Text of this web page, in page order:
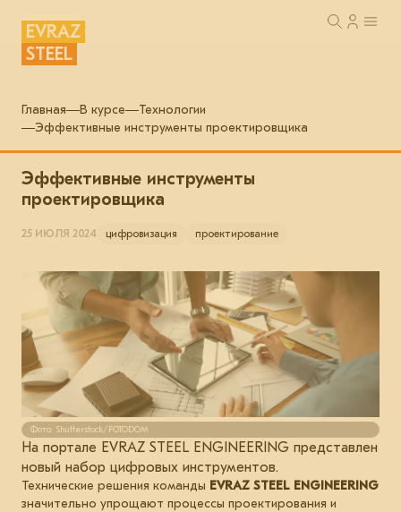
EVRAZ
STEEL
Главная В курсе
Технологии
Эффективные инструменты проектировщика
Эффективные инструменты
проектировщика
25 ИЮЛЯ 2024 цифровизация проектирование
Фото: Shutterstock/FOTODOM
На портале EVRAZ STEEL ENGINEERING представлен
новый набор цифровых инструментов.
Технические решения команды EVRAZ STEEL ENGINEERING
значительно упрощают процессы проектирования и